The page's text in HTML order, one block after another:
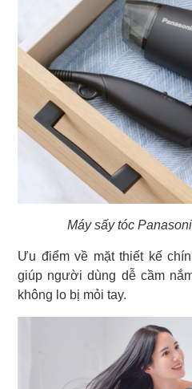
Máy sấy tóc
Ưu điểm về mặt thiết kế
giúp người dùng dễ cầm
không lo bị mỏi tay.